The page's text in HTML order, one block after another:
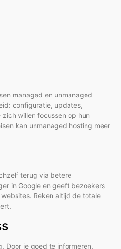
managed en unmanaged
configuratie, updates,
willen focussen op hun
kan unmanaged hosting meer
terug via betere
in Google en geeft bezoekers
Reken altijd de totale
Door je goed te informeren,